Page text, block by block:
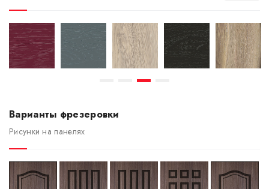
Варианты фрезеровки
Рисунки на панелях